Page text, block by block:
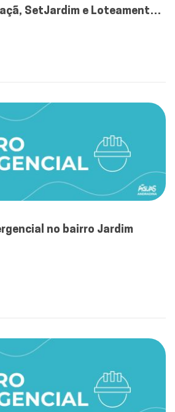
SetJardim e Loteamento
no bairro Jardim